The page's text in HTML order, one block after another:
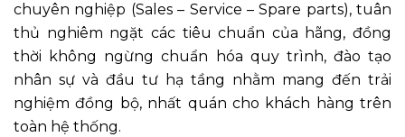
chuyên nghiệp (Sales – Service – Spare parts), tuân
thủ nghiêm ngặt các tiêu chuẩn của hãng, đồng
thời không ngừng chuẩn hóa quy trình, đào tạo
nhân sự và đầu tư hạ tầng nhằm mang đến trải
nghiệm đồng bộ, nhất quán cho khách hàng trên
toàn hệ thống.